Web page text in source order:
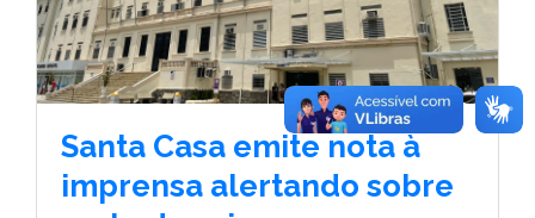
Santa Casa emite nota à
imprensa alertando sobre